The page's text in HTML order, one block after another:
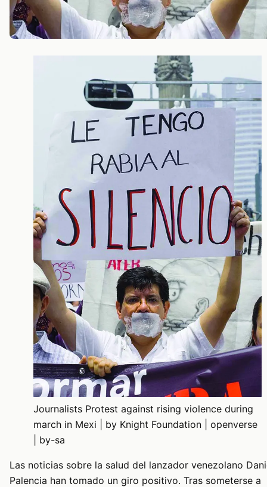
Journalists Protest against rising violence during
march in Mexi | by Knight Foundation | openverse
| by-sa
Las noticias sobre la salud del lanzador venezolano
Palencia han tomado un giro positivo. Tras someterse a